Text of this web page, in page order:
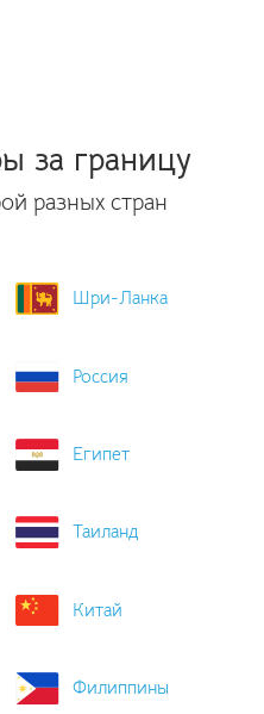
за границу
разных стран
Шри-Ланка
Россия
Египет
Таиланд
Китай
Филиппины